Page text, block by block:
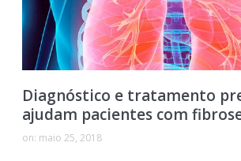
Diagnóstico e tratamento
ajudam pacientes com
on: maio 25, 2018